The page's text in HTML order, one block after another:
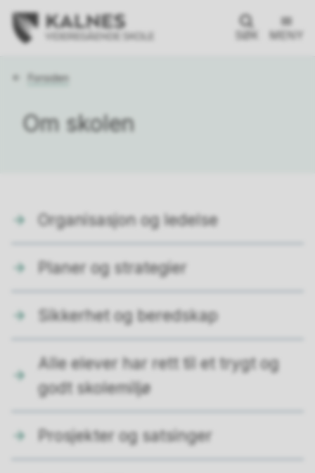
SØK MENY
Du
Forsiden
Om skolen
Organisasjon og ledelse
Planer og strategier
Sikkerhet og beredskap
Alle elever har rett til et trygt og
godt skolemiljø
Prosjekter og satsinger